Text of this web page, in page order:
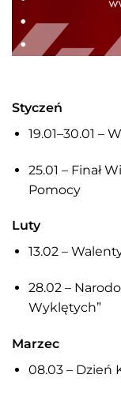
Styczeń
19.01–30.01 –
25.01 – Finał
Pomocy
Luty
13.02 –
28.02 –
Wyklętych”
Marzec
08.03 – Dzień